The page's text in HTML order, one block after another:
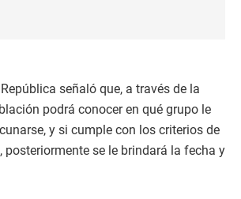
señaló que, a través de la
podrá conocer en qué grupo le
y si cumple con los criterios de
posteriormente se le brindará la fecha y